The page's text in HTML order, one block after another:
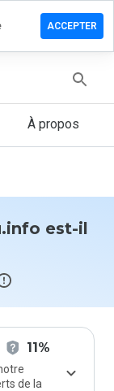
À propos
est-il
11%
de la
ACCEPTER